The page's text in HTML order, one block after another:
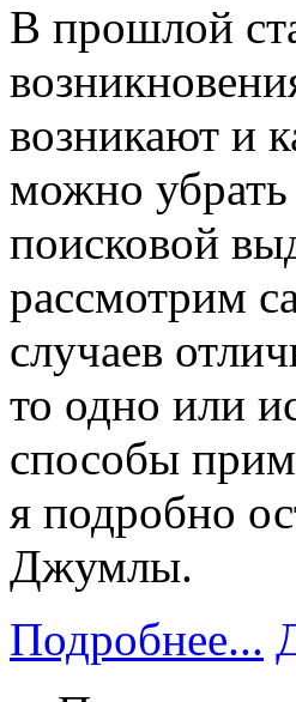
В прошлой
возникают и
можно убрать
поисковой
рассмотрим
случаев
то одно или
способы
я подробно
Джумлы.
Подробнее...